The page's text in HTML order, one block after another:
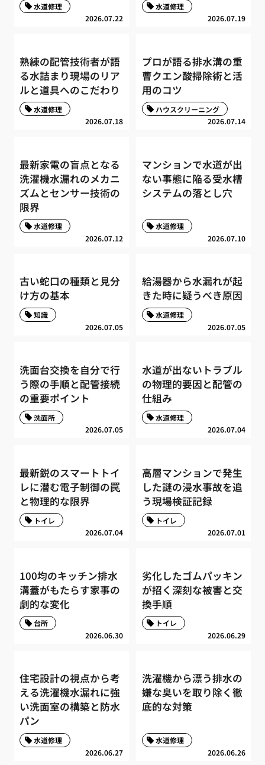
2026.07.22
水道修理
2026.07.19
水道修理
熟練の配管技術者が語
る水詰まり現場のリア
ルと道具へのこだわり
2026.07.18
水道修理
プロが語る排水溝の重
曹クエン酸掃除術と活
用のコツ
2026.07.14
ハウスクリーニング
最新家電の盲点となる
洗濯機水漏れのメカニ
ズムとセンサー技術の
限界
2026.07.12
水道修理
マンションで水道が出
ない事態に陥る受水槽
システムの落とし穴
2026.07.10
水道修理
古い蛇口の種類と見分
け方の基本
2026.07.05
知識
給湯器から水漏れが起
きた時に疑うべき原因
2026.07.05
水道修理
洗面台交換を自分で行
う際の手順と配管接続
の重要ポイント
2026.07.05
洗面所
水道が出ないトラブル
の物理的要因と配管の
仕組み
2026.07.04
水道修理
最新鋭のスマートトイ
レに潜む電子制御の罠
と物理的な限界
2026.07.04
トイレ
高層マンションで発生
した謎の浸水事故を追
う現場検証記録
2026.07.01
トイレ
100均のキッチン排水
溝蓋がもたらす家事の
劇的な変化
2026.06.30
台所
劣化したゴムパッキン
が招く深刻な被害と交
換手順
2026.06.29
トイレ
住宅設計の視点から考
える洗濯機水漏れに強
い洗面室の構築と防水
パン
2026.06.27
水道修理
洗濯機から漂う排水の
嫌な臭いを取り除く徹
底的な対策
2026.06.26
水道修理